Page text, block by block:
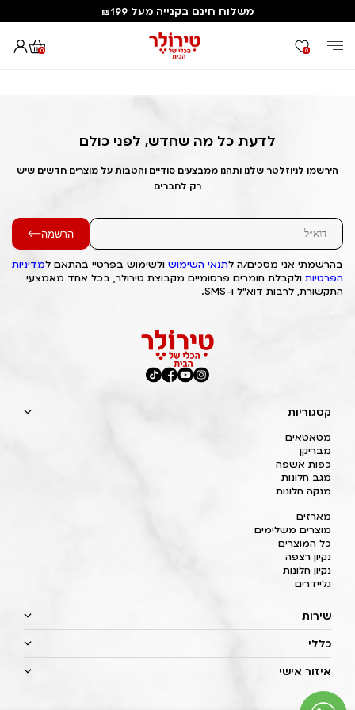
משלוח חינם בקנייה מעל ₪199
0 0
דף הבית Out of Stock Alert 2025/04/06 1743902515
לדעת כל מה שחדש, לפני כולם
הירשמו לניוזלטר שלנו ותהנו ממבצעים סודיים והטבות על מוצרים חדשים שיש
רק לחברים
הרשמה
בהרשמתי אני מסכים/ה לתנאי השימוש ולשימוש בפרטיי בהתאם למדיניות
הפרטיות ולקבלת חומרים פרסומיים מקבוצת טירולר, בכל אחד מאמצעי
התקשורת, לרבות דוא"ל ו-SMS.
קטגוריות
מטאטאים
מבריקן
כפות אשפה
מגב חלונות
מנקה חלונות
מארזים
מוצרים משלימים
כל המוצרים
נקיון רצפה
נקיון חלונות
גליידרים
שירות
כללי
איזור אישי